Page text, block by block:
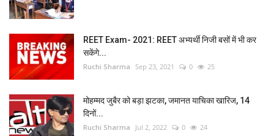
REET Exam- 2021: REET अभ्यर्थी निजी बसों में भी कर
सकेंगे...
Ruchi Sharma Sep 23, 2021 0 25
मोहम्मद जुबैर को बड़ा झटका, जमानत याचिका खारिज, 14
दिनों...
Ruchi Sharma Jul 2, 2022 0 24